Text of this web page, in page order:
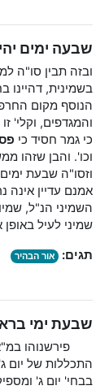
שבעה ימים
ובזה תבין סו"ה
בשמינית,
הנוסף מקום
והמגדפים, וקלי'
כי גמר חסיד כי
וכו'. והבן שזהו
וזסו"ה שבעת
אמנם עדיין אינה
השמיני הנ"ל,
שמיני לעיל
תגים: אור הבהיר
שבעת ימי
פירשנוהו
התכללות של יום
בבחי' יום ג'